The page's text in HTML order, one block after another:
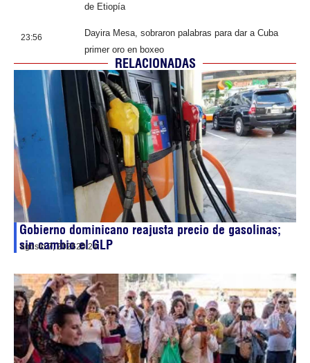
de Etiopía
23:56
Dayira Mesa, sobraron palabras para dar a Cuba
primer oro en boxeo
RELACIONADAS
Gobierno dominicano reajusta precio de gasolinas;
sin cambio el GLP
agosto 7, 202620:24